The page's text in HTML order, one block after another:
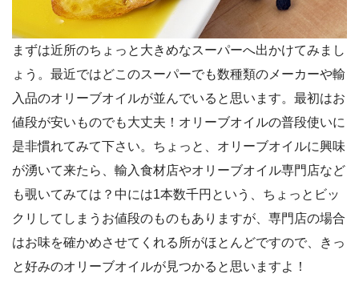
まずは近所のちょっと大きめなスーパーへ出かけてみまし
ょう。最近ではどこのスーパーでも数種類のメーカーや輸
入品のオリーブオイルが並んでいると思います。最初はお
値段が安いものでも大丈夫！オリーブオイルの普段使いに
是非慣れてみて下さい。ちょっと、オリーブオイルに興味
が湧いて来たら、輸入食材店やオリーブオイル専門店など
も覗いてみては？中には1本数千円という、ちょっとビッ
クリしてしまうお値段のものもありますが、専門店の場合
はお味を確かめさせてくれる所がほとんどですので、きっ
と好みのオリーブオイルが見つかると思いますよ！